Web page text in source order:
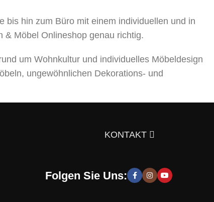
bis hin zum Büro mit einem individuellen und in
& Möbel Onlineshop genau richtig.
um Wohnkultur und individuelles Möbeldesign
ungewöhnlichen Dekorations- und
und stilvolle Lösungen, die Sie zur Schaffung
KONTAKT
Folgen Sie Uns: